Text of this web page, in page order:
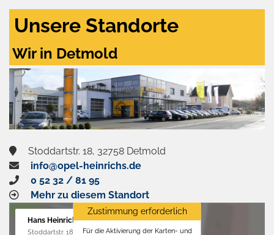
Unsere Standorte
Wir in Detmold
Stoddartstr. 18, 32758 Detmold
info@opel-heinrichs.de
0 52 32 / 81 95
Mehr zu diesem Standort
Hans Heinrichs GmbH
Stoddartstr. 18, 32758 Detmold
Zustimmung erforderlich
Für die Aktivierung der Karten- und